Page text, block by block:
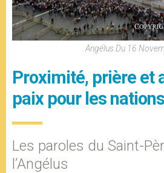
Angélus Du 16
Proximité, prière et
paix pour les
Les paroles du Saint-
l’Angélus